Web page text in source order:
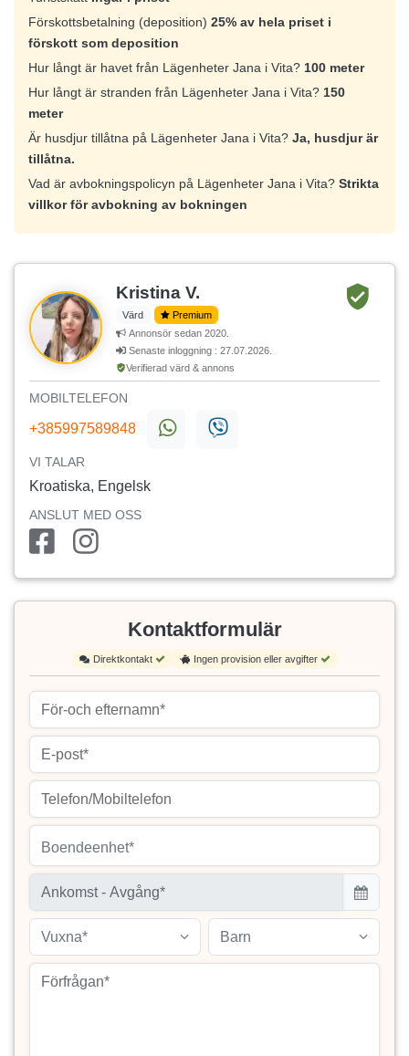
Förskottsbetalning (deposition) 25% av hela priset i
förskott som deposition
Hur långt är havet från Lägenheter Jana i Vita? 100 meter
Hur långt är stranden från Lägenheter Jana i Vita? 150
meter
Är husdjur tillåtna på Lägenheter Jana i Vita? Ja, husdjur är
tillåtna.
Vad är avbokningspolicyn på Lägenheter Jana i Vita? Strikta
villkor för avbokning av bokningen
Kristina V.
Värd
Premium
Annonsör sedan 2020.
Senaste inloggning : 27.07.2026.
Verifierad värd & annons
MOBILTELEFON
+385997589848
VI TALAR
Kroatiska, Engelsk
ANSLUT MED OSS
Kontaktformulär
Direktkontakt Ingen provision eller avgifter
Boendeenhet*
Vuxna* Barn